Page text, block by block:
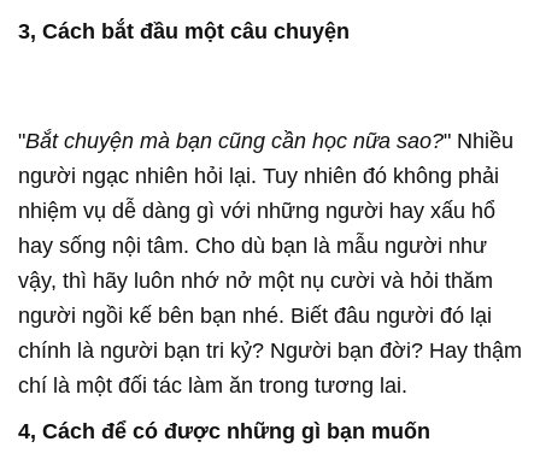
3, Cách bắt đầu một câu chuyện
"Bắt chuyện mà bạn cũng cần học nữa sao?" Nhiều
người ngạc nhiên hỏi lại. Tuy nhiên đó không phải
nhiệm vụ dễ dàng gì với những người hay xấu hổ
hay sống nội tâm. Cho dù bạn là mẫu người như
vậy, thì hãy luôn nhớ nở một nụ cười và hỏi thăm
người ngồi kế bên bạn nhé. Biết đâu người đó lại
chính là người bạn tri kỷ? Người bạn đời? Hay thậm
chí là một đối tác làm ăn trong tương lai.
4, Cách để có được những gì bạn muốn